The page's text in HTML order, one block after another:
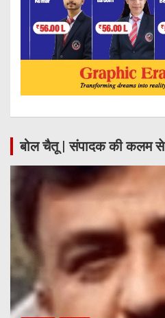
बोल चैतू | संपादक की कलम से